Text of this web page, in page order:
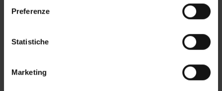
raccogliere informazioni sulla tua posizione
geografica, con un'approssimazione di qualche
Identificare il tuo dispositivo, scansionandolo
Preferenze
Statistiche
Marketing
Enrico Bruni
Obiettivi di apprendimento
L’insegnamento introduce lo studente alla comprensione delle